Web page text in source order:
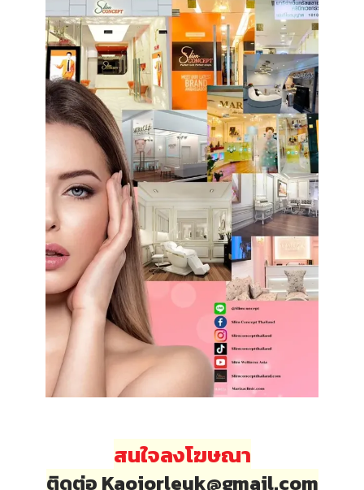
สนใจลงโฆษณา
ติดต่อ Kaojorleuk@gmail.com